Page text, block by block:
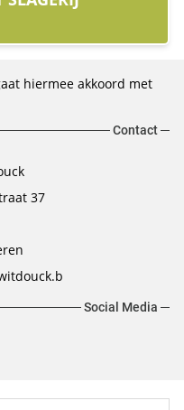
hiermee akkoord met
Contact
37
Social Media